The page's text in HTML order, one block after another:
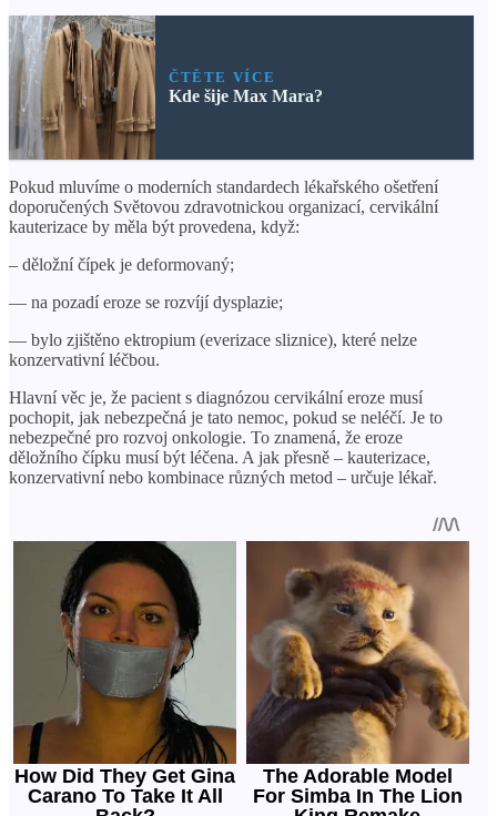
ČTĚTE VÍCE
Kde šije Max Mara?
Pokud mluvíme o moderních standardech lékařského ošetření
doporučených Světovou zdravotnickou organizací, cervikální
kauterizace by měla být provedena, když:
– děložní čípek je deformovaný;
— na pozadí eroze se rozvíjí dysplazie;
— bylo zjištěno ektropium (everizace sliznice), které nelze
konzervativní léčbou.
Hlavní věc je, že pacient s diagnózou cervikální eroze musí
pochopit, jak nebezpečná je tato nemoc, pokud se neléčí. Je to
nebezpečné pro rozvoj onkologie. To znamená, že eroze
děložního čípku musí být léčena. A jak přesně – kauterizace,
konzervativní nebo kombinace různých metod – určuje lékař.